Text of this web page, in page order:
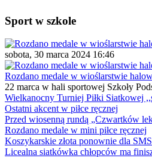
Sport w szkole
sobota, 30 marca 2024 16:46
Rozdano medale w wioślarstwie
22 marca w hali sportowej Szkoły
Wielkanocny Turniej Piłki Siatkowej
Ostatni akcent w piłce ręcznej
Przed wiosenną rundą „Czwartków
Rozdano medale w mini piłce ręcznej
Koszykarskie złota ponownie dla
Licealna siatkówka chłopców ma